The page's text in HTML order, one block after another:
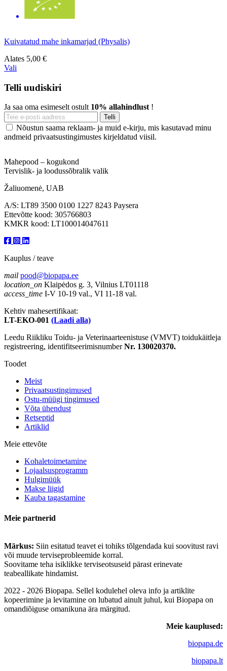
Kuivatatud mahe inkamarjad (Physalis)
Alates 5,00 €
Vali
Telli uudiskiri
Ja saa oma esimeselt ostult 10% allahindlust !
Nõustun saama reklaam- ja muid e-kirju, mis kasutavad minu
andmeid privaatsustingimustes kirjeldatud viisil.
Mahepood – kogukond
Tervislik- ja loodussõbralik valik
Žaliuomenė, UAB
A/S: LT89 3500 0100 1227 8243 Paysera
Ettevõtte kood: 305766803
KMKR kood: LT100014047611
Kauplus / teave
mail pood@biopapa.ee
location_on Klaipėdos g. 3, Vilnius LT01118
access_time I-V 10-19 val., VI 11-18 val.
Kehtiv mahesertifikaat:
LT-EKO-001 (Laadi alla)
Leedu Riikliku Toidu- ja Veterinaarteenistuse (VMVT) toidukäitleja
registreering, identifitseerimisnumberNr. 130020370.
Toodet
Meist
Privaatsustingimused
Ostu-müügi tingimused
Võta ühendust
Retseptid
Artiklid
Meie ettevõte
Kohaletoimetamine
Lojaalsusprogramm
Hulgimüük
Makse liigid
Kauba tagastamine
Meie partnerid
Märkus: Siin esitatud teavet ei tohiks tõlgendada kui soovitust ravi
või muude terviseprobleemide korral.
Soovitame teha isiklikke terviseotsuseid pärast erinevate
teabeallikate hindamist.
2022 - 2026 Biopapa. Sellel kodulehel oleva info ja artiklite
kopeerimine ja levitamine on lubatud ainult juhul, kui Biopapa on
omandiõiguse omanikuna ära märgitud.
Meie kauplused:
biopapa.de
biopapa.lt